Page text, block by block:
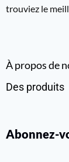
trouviez le
À propos de
Des produits
Abonnez-